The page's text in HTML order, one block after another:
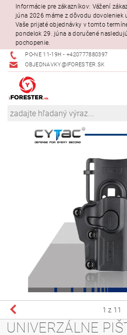
Informácie pre zákazníkov: Vážení
júna 2026 máme z dôvodu dovoleniek
Vaše prijaté objednávky v tomto
pondelok 29. júna a doručené
pochopenie.
PO-NE 11-19H - +420777880397
OBJEDNAVKY@IFORESTER.SK
1 z 11
UNIVERZÁLNE